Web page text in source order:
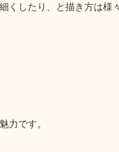
くしたり、と描き方は
力です。